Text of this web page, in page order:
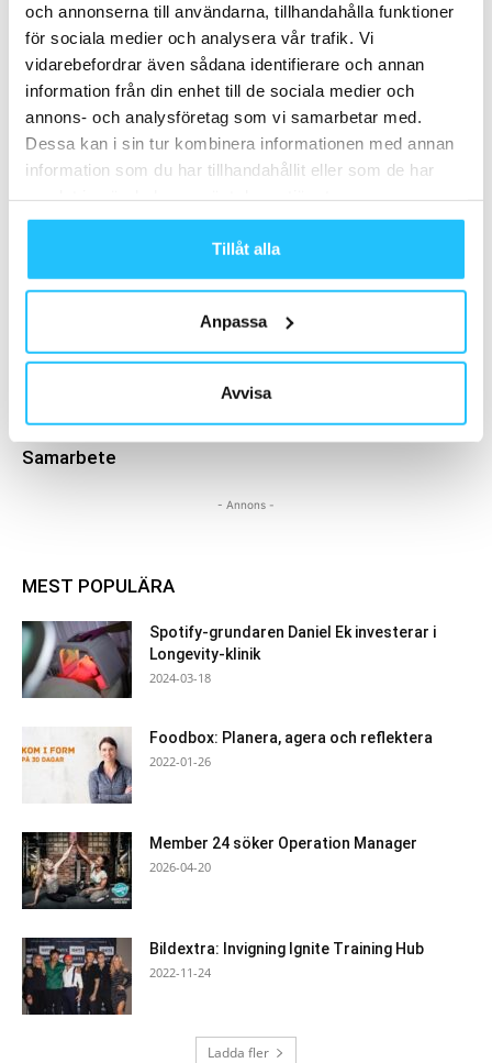
och annonserna till användarna, tillhandahålla funktioner
för sociala medier och analysera vår trafik. Vi
vidarebefordrar även sådana identifierare och annan
information från din enhet till de sociala medier och
annons- och analysföretag som vi samarbetar med.
Dessa kan i sin tur kombinera informationen med annan
information som du har tillhandahållit eller som de har
Tillåt alla
Anpassa
Avvisa
Mer av samma författare
Digitalt
Sona – en AI-stödd vagusnerv-
stimulator lanseras i Storbritannien
Activage flyttar in i guldhuset i
Upplands Väsby
Activage expanderar – etablerar sig i
Samarbete
- Annons -
MEST POPULÄRA
Spotify-grundaren Daniel Ek investerar i
Longevity-klinik
2024-03-18
Foodbox: Planera, agera och reflektera
2022-01-26
Member 24 söker Operation Manager
2026-04-20
Bildextra: Invigning Ignite Training Hub
2022-11-24
Ladda fler